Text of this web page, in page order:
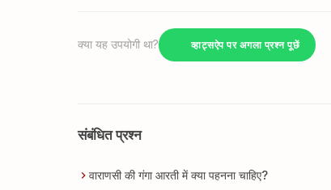
क्या यह उपयोगी था? व्हाट्सऐप पर अगला प्रश्न पूछें
संबंधित प्रश्न
वाराणसी की गंगा आरती में क्या पहनना चाहिए?